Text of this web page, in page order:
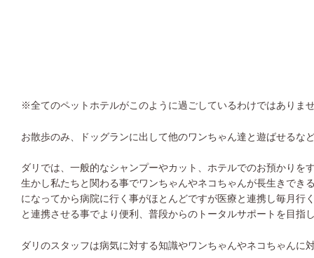
※全てのペットホテルがこのように過ごしているわけではありま
お散歩のみ、ドッグランに出して他のワンちゃん達と遊ばせるな
ダリでは、一般的なシャンプーやカット、ホテルでのお預かりを
生かし私たちと関わる事でワンちゃんやネコちゃんが長生きで
になってから病院に行く事がほとんどですが医療と連携し毎月行
と連携させる事でより便利、普段からのトータルサポートを目指
ダリのスタッフは病気に対する知識やワンちゃんやネコちゃんに